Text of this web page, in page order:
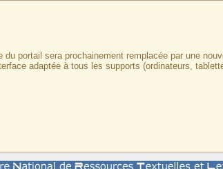
portail sera prochainement remplacée par une
adaptée à tous les supports (ordinateurs,